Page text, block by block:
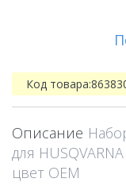
Код товара:
Описание
для
цвет OEM